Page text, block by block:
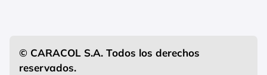
© CARACOL S.A. Todos los derechos
reservados.